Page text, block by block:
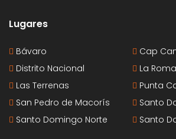
Lugares
Bávaro
Cap
Distrito Nacional
La
Las Terrenas
Punta
San Pedro de Macorís
Santo
Santo Domingo Norte
Santo